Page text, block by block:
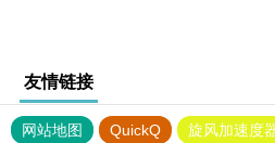
友情链接
网站地图 QuickQ 旋风加速度